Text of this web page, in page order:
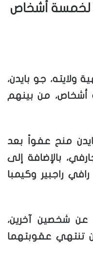
لخمسة أشخاص
ولايته، جو بايدن،
من بينهم
منح عفواً بعد
بالإضافة إلى
راجبير وكيمبا
شخصين آخرين،
تنتهي عقوبتهما